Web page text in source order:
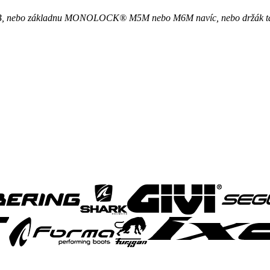
základnu MONOLOCK® M5M nebo M6M navíc, nebo držák